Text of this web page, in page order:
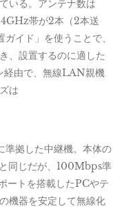
いる。アンテナ数は
帯が2本（2本送
イド」を使うことで、
、設置するのに適した
経由で、無線LAN親機
は
拠した中継機。本体の
同じだが、100Mbps準
ートを搭載したPCやテ
機器を安定して無線化